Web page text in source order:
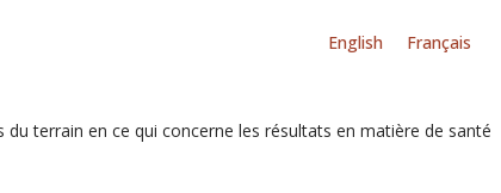
English Français
du terrain en ce qui concerne les résultats en matière de santé